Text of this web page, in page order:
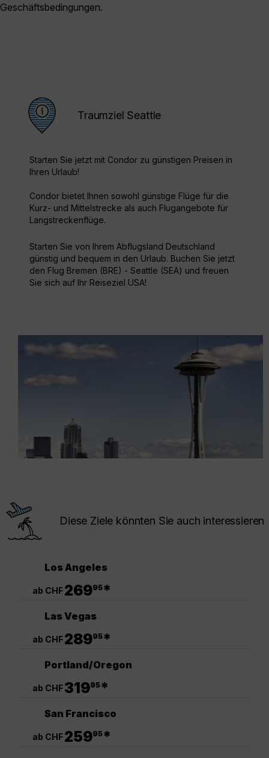
Geschäftsbedingungen.
Traumziel Seattle
Starten Sie jetzt mit Condor zu günstigen Preisen in
Ihren Urlaub!
Condor bietet Ihnen sowohl günstige Flüge für die
Kurz- und Mittelstrecke als auch Flugangebote für
Langstreckenflüge.
Starten Sie von Ihrem Abflugsland Deutschland
günstig und bequem in den Urlaub. Buchen Sie jetzt
den Flug Bremen (BRE) - Seattle (SEA) und freuen
Sie sich auf Ihr Reiseziel USA!
Diese Ziele könnten Sie auch interessieren
Los Angeles
ab CHF26995*
Las Vegas
ab CHF28995*
Portland/Oregon
ab CHF31995*
San Francisco
ab CHF25995*